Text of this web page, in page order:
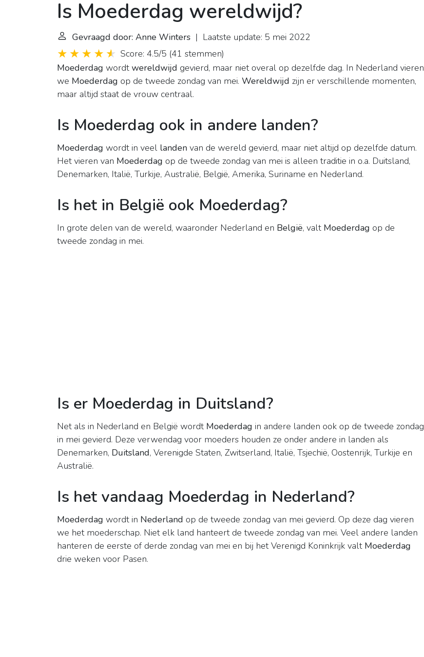
Is Moederdag wereldwijd?
Gevraagd door: Anne Winters | Laatste update: 5 mei 2022
Score: 4.5/5 (41 stemmen)
Moederdag wordtwereldwijd gevierd, maar niet overal op dezelfde dag. In Nederland vieren
we Moederdag op de tweede zondag van mei. Wereldwijd zijn er verschillende momenten,
maar altijd staat de vrouw centraal.
Is Moederdag ook in andere landen?
Moederdag wordt in veel landen van de wereld gevierd, maar niet altijd op dezelfde datum.
Het vieren van Moederdag op de tweede zondag van mei is alleen traditie in o.a. Duitsland,
Denemarken, Italië, Turkije, Australië, België, Amerika, Suriname en Nederland.
Is het in België ook Moederdag?
In grote delen van de wereld, waaronder Nederland en België, valt Moederdag op de
tweede zondag in mei.
Is er Moederdag in Duitsland?
Net als in Nederland en België wordt Moederdag in andere landen ook op de tweede zondag
in mei gevierd. Deze verwendag voor moeders houden ze onder andere in landen als
Denemarken, Duitsland, Verenigde Staten, Zwitserland, Italië, Tsjechië, Oostenrijk, Turkije en
Australië.
Is het vandaag Moederdag in Nederland?
Moederdag wordt in Nederland op de tweede zondag van mei gevierd. Op deze dag vieren
we het moederschap. Niet elk land hanteert de tweede zondag van mei. Veel andere landen
hanteren de eerste of derde zondag van mei en bij het Verenigd Koninkrijk valt Moederdag
drie weken voor Pasen.